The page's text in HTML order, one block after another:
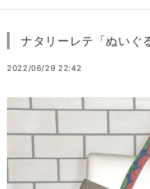
ナタリーレテ「ぬいぐ
2022/06/29 22:42